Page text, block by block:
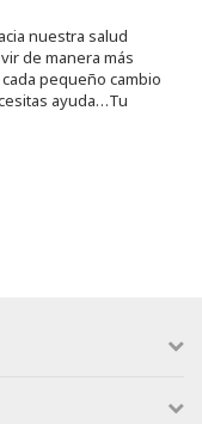
nuestra salud
de manera más
pequeño cambio
ayuda…Tu